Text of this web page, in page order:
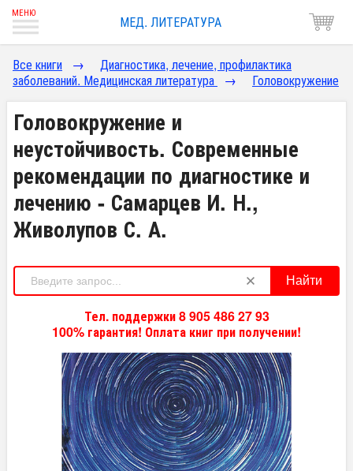
МЕД. ЛИТЕРАТУРА
Все книги →
Диагностика, лечение, профилактика
заболеваний. Медицинская литература
→ Головокружение
Головокружение и
неустойчивость. Современные
рекомендации по диагностике и
лечению - Самарцев И. Н.,
Живолупов С. А.
Найти
Тел. поддержки 8 905 486 27 93
100% гарантия! Оплата книг при получении!